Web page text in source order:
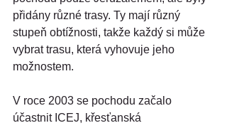
přidány různé trasy. Ty mají různý
stupeň obtížnosti, takže každý si může
vybrat trasu, která vyhovuje jeho
možnostem.
V roce 2003 se pochodu začalo
účastnit ICEJ, křesťanská